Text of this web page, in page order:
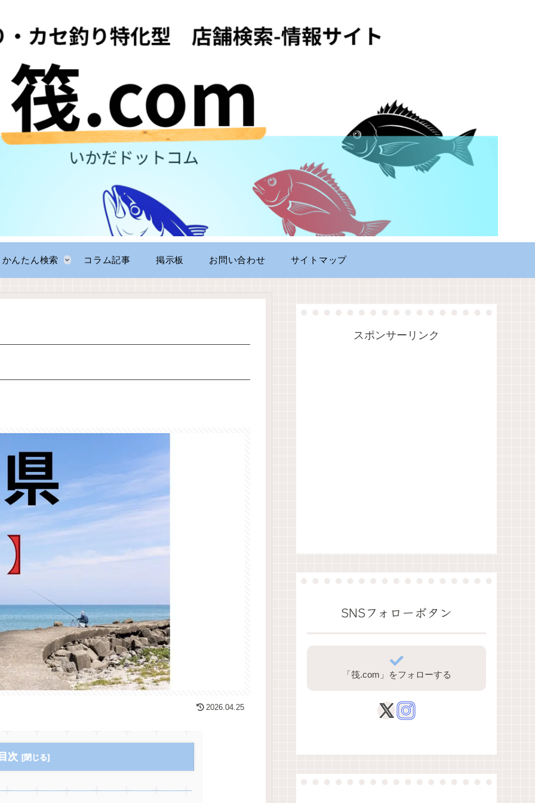
かんたん検索 コラム記事 掲示板 お問い合わせ サイトマップ
2026.04.25
次
スポンサーリンク
SNSフォローボタン
「筏.com」をフォローする